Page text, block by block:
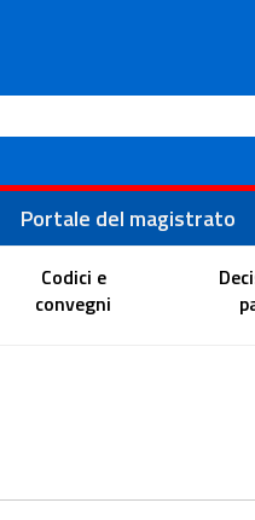
Portale del magistrato
Codici e
convegni